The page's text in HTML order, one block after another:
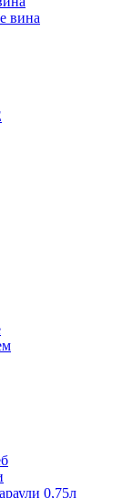
вина
0,75л